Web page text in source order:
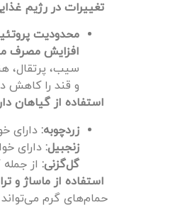
تغییرات در رژیم
محدودیت
افزایش مصرف
سیب، پرتقال،
و قند را کاهش
استفاده از گیاهان
زردچوبه: دارای
زنجبیل: دارای
گل‌گزنی: از
استفاده از ماساژ و
حمام‌های گرم